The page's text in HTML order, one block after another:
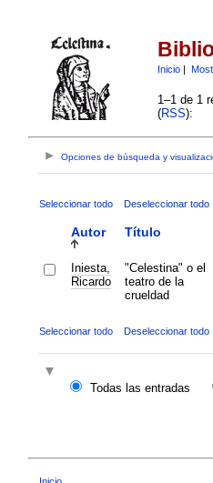
Inicio|
1–1 de 1
(RSS):
Opciones de búsqueda y
Seleccionar todo Deseleccionar todo
Autor Título
Iniesta,
Ricardo
"Celestina" o el
teatro de la
crueldad
Seleccionar todo Deseleccionar todo
Todas las entradas